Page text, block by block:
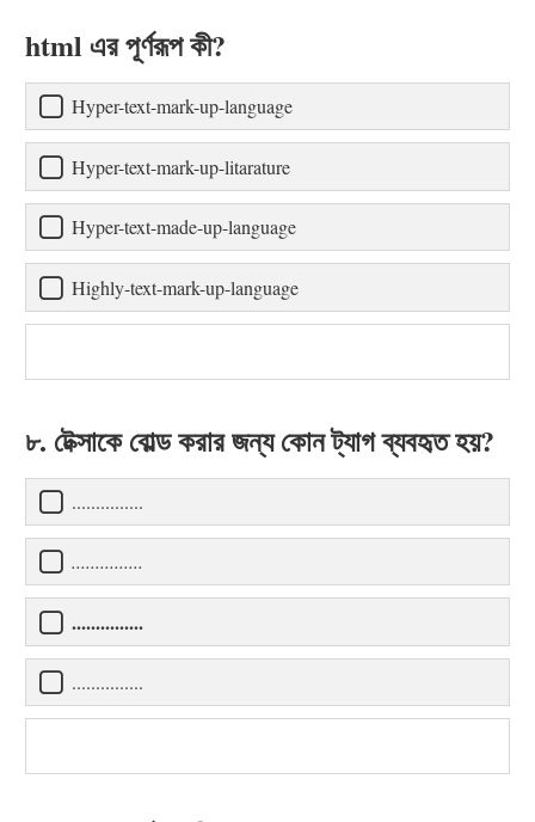
html এর পূর্ণরূপ কী?
Hyper-text-mark-up-language
Hyper-text-mark-up-litarature
Hyper-text-made-up-language
Highly-text-mark-up-language
৮. টেক্সাকে বোল্ড করার জন্য কোন ট্যাগ ব্যবহৃত হয়?
...............
...............
...............
...............